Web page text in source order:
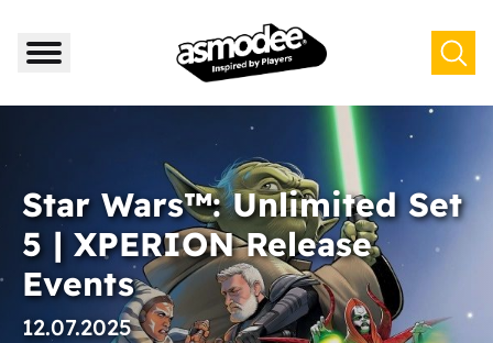
Star Wars™: Unlimited Set
5 | XPERION Release
Events
12.07.2025